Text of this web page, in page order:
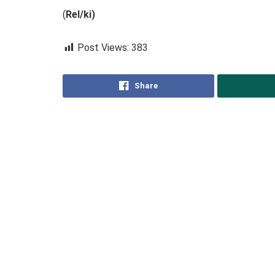
(Rel/ki)
Post Views: 383
Share